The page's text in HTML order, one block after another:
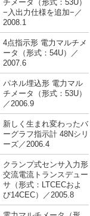
チメータ（形式：53U）
−入出力仕様を追加−／
2008.1
4点指示形 電力マルチメ
ータ（形式：54U）／
2007.6
パネル埋込形 電力マル
チメータ（形式：53U）
／2006.9
新しく生まれ変わったバ
ーグラフ指示計 48Nシリ
ーズ／2006.4
クランプ式センサ入力形
交流電流トランスデュー
サ（形式：LTCECおよ
び14CEC）／2005.8